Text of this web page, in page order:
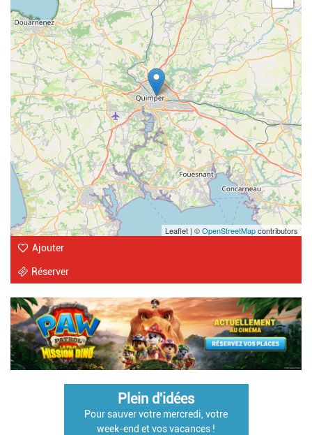
Leaflet | ©OpenStreetMapcontributors
Ajouter
Réserver
Plein d'idées
Pour sauver votre mercredi, votre
week-end et vos vacances !